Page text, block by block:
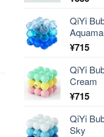
QiYi
¥715
QiYi
Cream
¥715
QiYi
Sky